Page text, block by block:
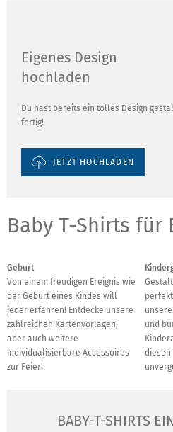
Eigenes Design
hochladen
Du hast bereits ein tolles Design
fertig!
JETZT HOCHLADEN
Baby T-Shirts für
Geburt
Von einem freudigen Ereignis wie
der Geburt eines Kindes will
jeder erfahren! Entdecke unsere
zahlreichen Kartenvorlagen,
aber auch weitere
individualisierbare Accessoires
zur Feier!
und
diesen
BABY-T-SHIRTS